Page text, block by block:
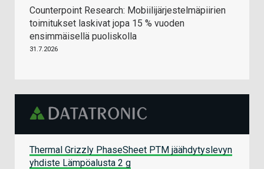
Counterpoint Research: Mobiilijärjestelmäpiirien
toimitukset laskivat jopa 15 % vuoden
ensimmäisellä puoliskolla
31.7.2026
Thermal Grizzly PhaseSheet PTM jäähdytyslevyn
yhdiste Lämpöalusta 2 g